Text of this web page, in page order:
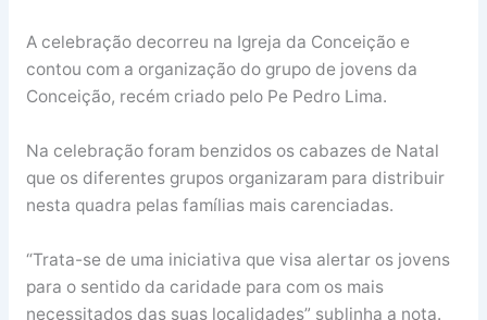
A celebração decorreu na Igreja da Conceição e
contou com a organização do grupo de jovens da
Conceição, recém criado pelo Pe Pedro Lima.
Na celebração foram benzidos os cabazes de Natal
que os diferentes grupos organizaram para distribuir
nesta quadra pelas famílias mais carenciadas.
“Trata-se de uma iniciativa que visa alertar os jovens
para o sentido da caridade para com os mais
necessitados das suas localidades” sublinha a nota.